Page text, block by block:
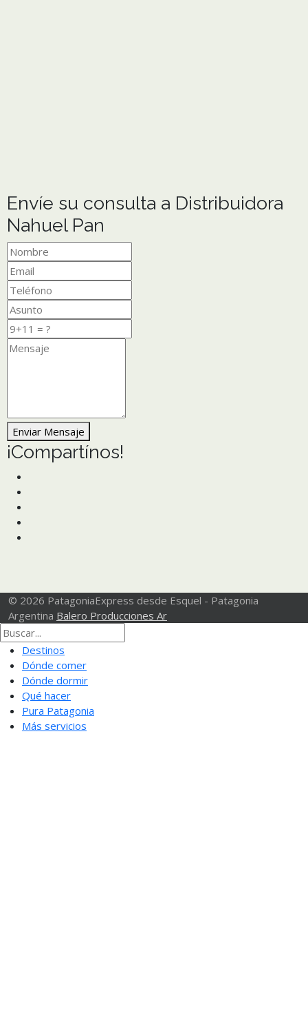
Envíe su consulta a Distribuidora
Nahuel Pan
Enviar Mensaje
¡Compartínos!
© 2026 PatagoniaExpress desde Esquel - Patagonia
Argentina Balero Producciones Ar
Destinos
Dónde comer
Dónde dormir
Qué hacer
Pura Patagonia
Más servicios